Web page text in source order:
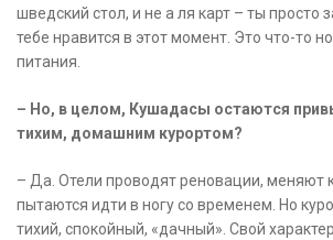
шведский стол, и не а ля карт – ты просто
тебе нравится в этот момент. Это что-то
питания.
– Но, в целом, Кушадасы остаются
тихим, домашним курортом?
– Да. Отели проводят реновации, меняют
пытаются идти в ногу со временем. Но
тихий, спокойный, «дачный». Свой